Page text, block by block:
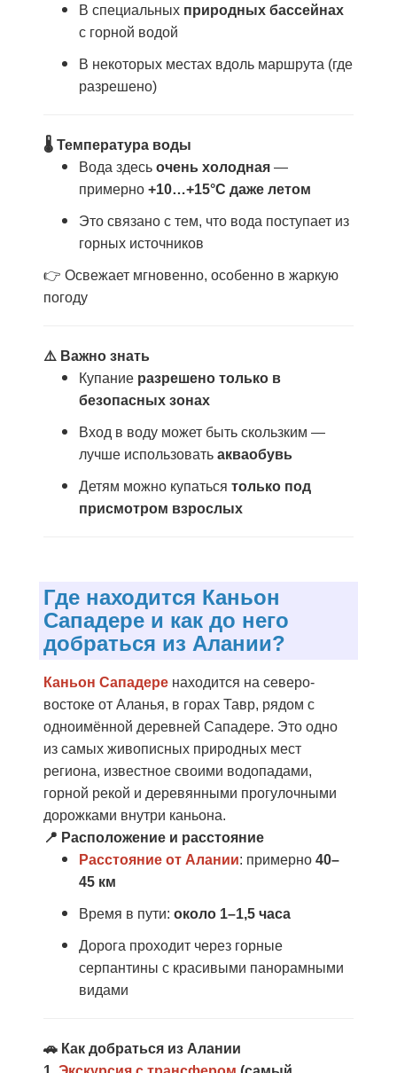
Где находится Каньон
Сападере и как до него
добраться из Алании?
Каньон Сападере находится на северо-
востоке от Аланья, в горах Тавр, рядом с
одноимённой деревней Сападере. Это одно
из самых живописных природных мест
региона, известное своими водопадами,
горной рекой и деревянными прогулочными
дорожками внутри каньона.
📍 Расположение и расстояние
Расстояние от Алании: примерно 40–
45 км
Время в пути: около 1–1,5 часа
Дорога проходит через горные
серпантины с красивыми панорамными
видами
🚗 Как добраться из Алании
В специальных природных бассейнах
с горной водой
В некоторых местах вдоль маршрута (где
разрешено)
🌡 Температура воды
Вода здесь очень холодная —
примерно +10…+15°C даже летом
Это связано с тем, что вода поступает из
горных источников
👉 Освежает мгновенно, особенно в жаркую
погоду
⚠️ Важно знать
Купание разрешено только в
безопасных зонах
Вход в воду может быть скользким —
лучше использовать акваобувь
Детям можно купаться только под
присмотром взрослых